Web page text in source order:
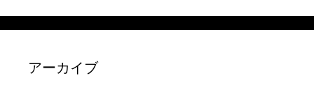
アーカイブ